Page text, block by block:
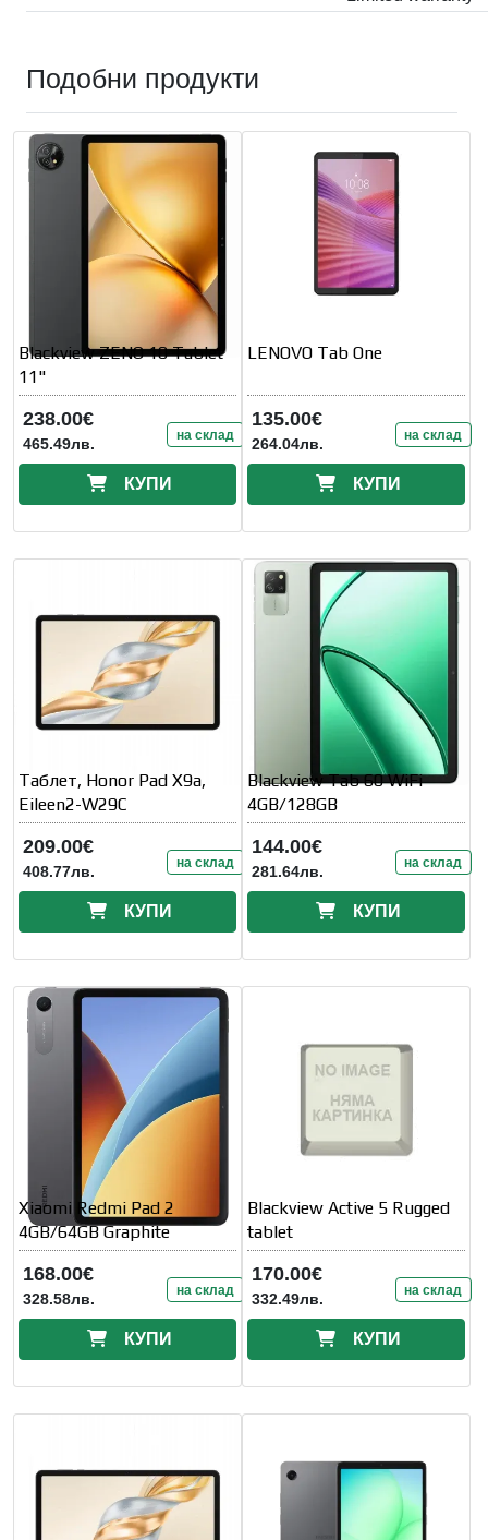
Подобни продукти
Blackview ZENO 10 Tablet
11"
238.00€
465.49лв. на склад
КУПИ
LENOVO Tab One
135.00€
264.04лв. на склад
КУПИ
Таблет, Honor Pad X9a,
Eileen2-W29C
209.00€
408.77лв. на склад
КУПИ
Blackview Tab 60 WiFi
4GB/128GB
144.00€
281.64лв. на склад
КУПИ
Xiaomi Redmi Pad 2
4GB/64GB Graphite
168.00€
328.58лв. на склад
КУПИ
Blackview Active 5 Rugged
tablet
170.00€
332.49лв. на склад
КУПИ